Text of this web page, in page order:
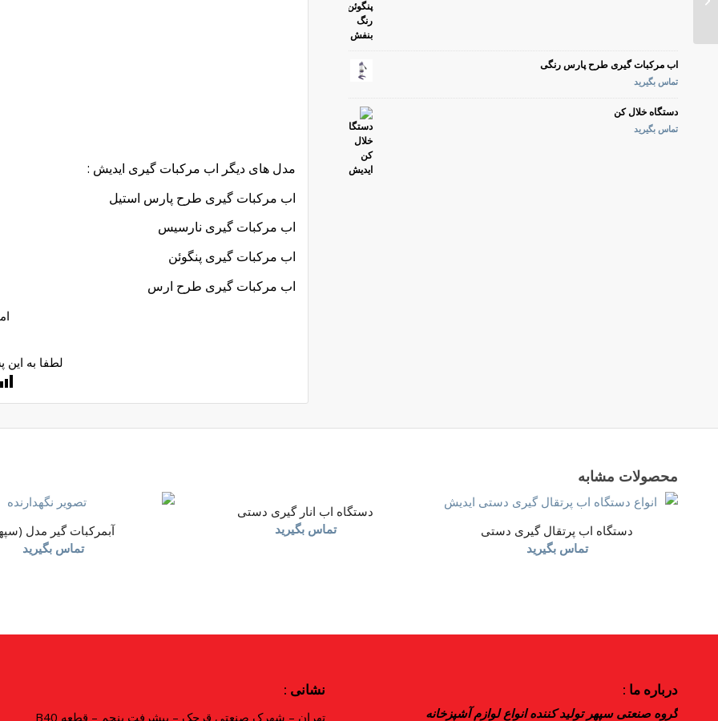
اب مرکبات گیری طرح پارس رنگی
تماس بگیرید
دستگاه خلال کن
تماس بگیرید
مدل های دیگر اب مرکبات گیری ایدیش :
اب مرکبات گیری طرح پارس استیل
اب مرکبات گیری نارسیس
اب مرکبات گیری پنگوئن
اب مرکبات گیری طرح ارس
لطفا به این
محصولات مشابه
دستگاه اب پرتقال گیری دستی
تماس بگیرید
دستگاه اب انار گیری دستی
تماس بگیرید
آبمرکبات گیر مدل
تماس بگیرید
درباره ما :
گروه صنعتی سپهر تولید کننده انواع لوازم آشپزخانه
نشانی :
تهران – شهرک صنعتی قرچک – پیشرفت پنجم – قطعه B40